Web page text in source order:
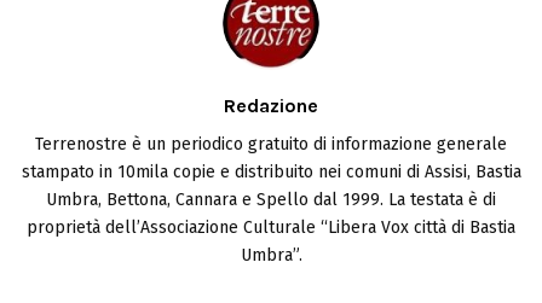
Redazione
Terrenostre è un periodico gratuito di informazione generale
stampato in 10mila copie e distribuito nei comuni di Assisi, Bastia
Umbra, Bettona, Cannara e Spello dal 1999. La testata è di
proprietà dell’Associazione Culturale “Libera Vox città di Bastia
Umbra”.